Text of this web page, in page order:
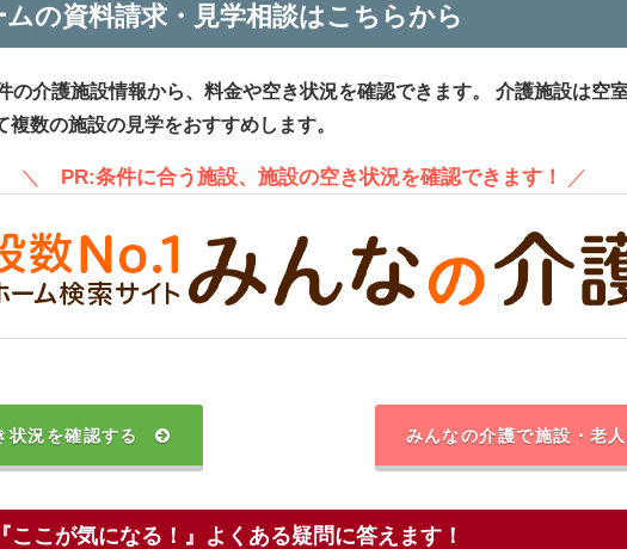
の資料請求・見学相談はこちらから
の介護施設情報から、料金や空き状況を確認できます。
介護施設は空
数の施設の見学をおすすめします。
＼ PR:条件に合う施設、施設の空き状況を確認できます！ ／
状況を確認する みんなの介護で施設・老
こが気になる！』よくある疑問に答えます！